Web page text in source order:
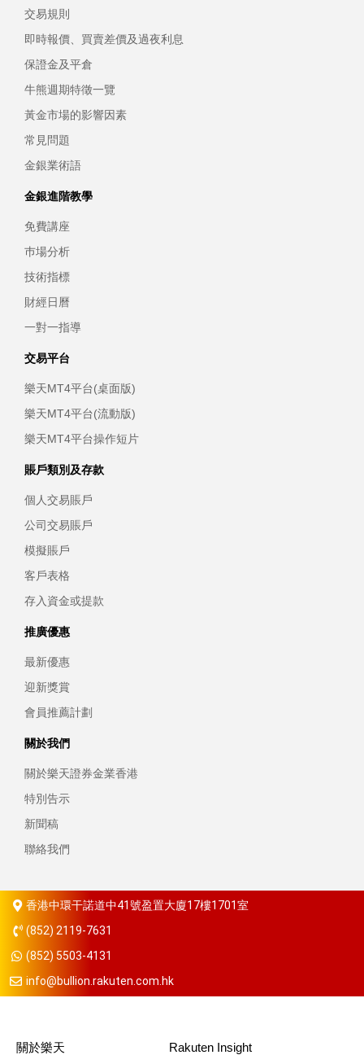
交易規則
即時報價、買賣差價及過夜利息
保證金及平倉
牛熊週期特徵一覽
黃金市場的影響因素
常見問題
金銀業術語
金銀進階教學
免費講座
巿場分析
技術指標
財經日曆
一對一指導
交易平台
樂天MT4平台(桌面版)
樂天MT4平台(流動版)
樂天MT4平台操作短片
賬戶類別及存款
個人交易賬戶
公司交易賬戶
模擬賬戶
客戶表格
存入資金或提款
推廣優惠
最新優惠
迎新獎賞
會員推薦計劃
關於我們
關於樂天證券金業香港
特別告示
新聞稿
聯絡我們
香港中環干諾道中41號盈置大廈17樓1701室
(852) 2119-7631
(852) 5503-4131
info@bullion.rakuten.com.hk
關於樂天 Rakuten Insight